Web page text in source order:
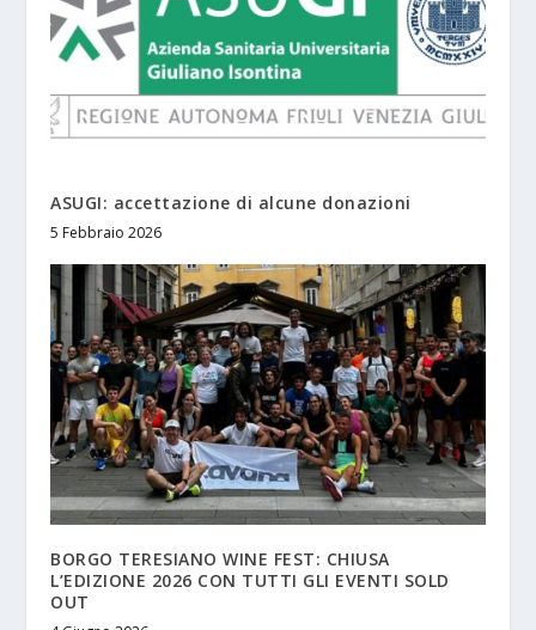
ASUGI: accettazione di alcune donazioni
5 Febbraio 2026
BORGO TERESIANO WINE FEST: CHIUSA
L’EDIZIONE 2026 CON TUTTI GLI EVENTI SOLD
OUT